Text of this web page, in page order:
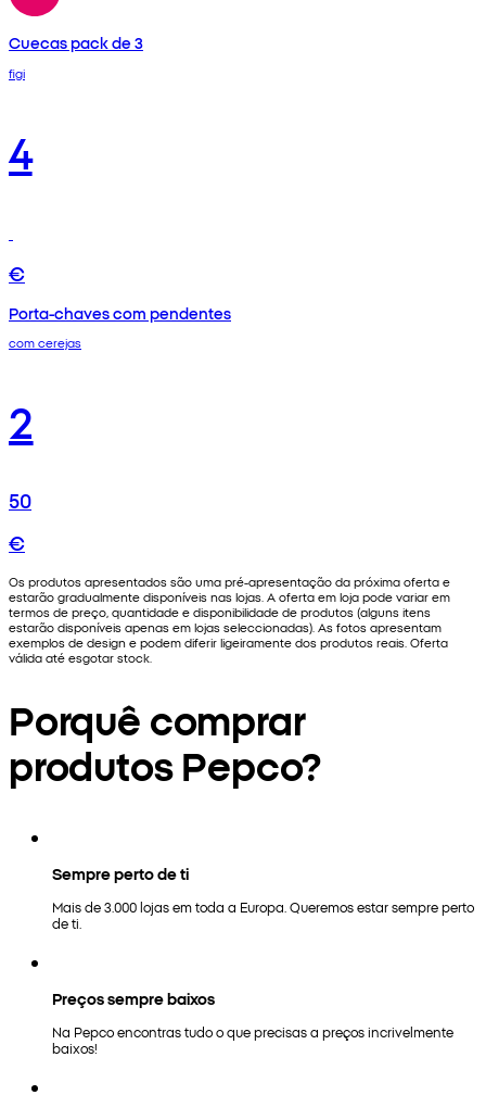
Cuecas pack de 3
figi
4
€
Porta-chaves com pendentes
com cerejas
2
50
€
Os produtos apresentados são uma pré-apresentação da próxima oferta e
estarão gradualmente disponíveis nas lojas. A oferta em loja pode variar em
termos de preço, quantidade e disponibilidade de produtos (alguns itens
estarão disponíveis apenas em lojas seleccionadas). As fotos apresentam
exemplos de design e podem diferir ligeiramente dos produtos reais. Oferta
válida até esgotar stock.
Porquê comprar
produtos Pepco?
Sempre perto de ti
Mais de 3.000 lojas em toda a Europa. Queremos estar sempre perto
de ti.
Preços sempre baixos
Na Pepco encontras tudo o que precisas a preços incrivelmente
baixos!